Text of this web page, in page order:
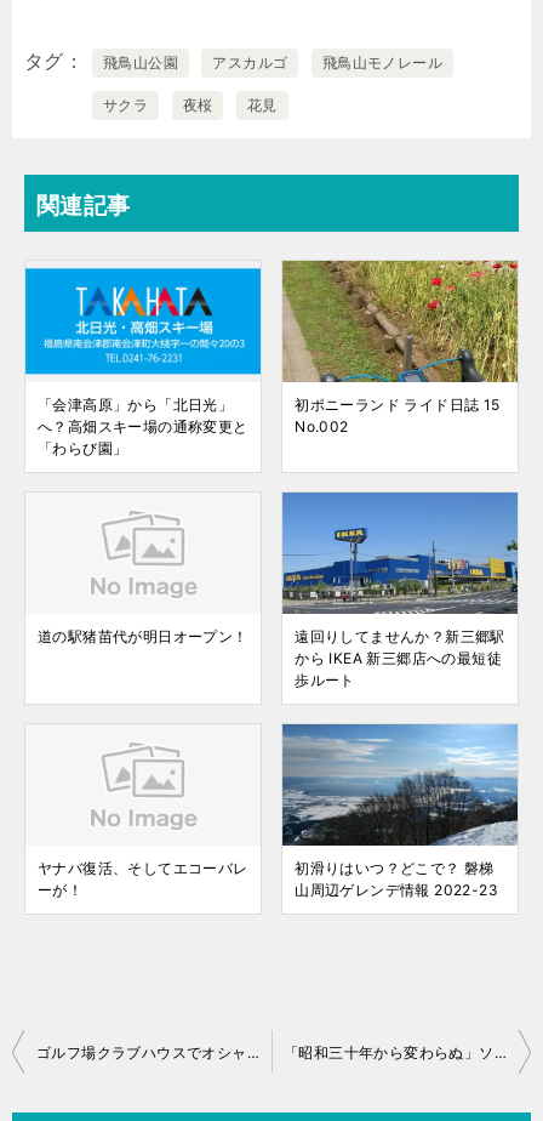
タグ 飛鳥山公園 アスカルゴ 飛鳥山モノレール
サクラ 夜桜 花見
関連記事
「会津高原」から「北日光」
へ？高畑スキー場の通称変更と
「わらび園」
初ポニーランド ライド日誌 15
No.002
道の駅猪苗代が明日オープン！
遠回りしてませんか？新三郷駅
から IKEA 新三郷店への最短徒
歩ルート
ヤナバ復活、そしてエコーバレ
ーが！
初滑りはいつ？どこで？ 磐梯
山周辺ゲレンデ情報 2022-23
投
ゴルフ場クラブハウスでオシャレランチ 「昭和三十年から変わらぬ」ソースかつ丼 成駒